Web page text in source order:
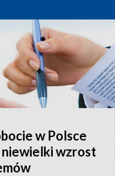
w Polsce
niewielki wzrost